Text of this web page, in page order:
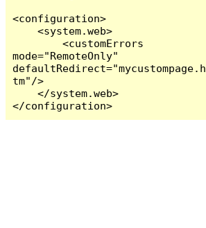
<configuration>
    <system.web>
        <customErrors
mode="RemoteOnly"
defaultRedirect="mycustompage.h
tm"/>
    </system.web>
</configuration>